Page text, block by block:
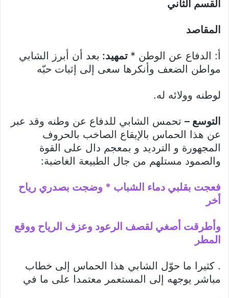
القسم الثاني
المقاصد
أ: الدفاع عن الوطن * تمهيد: بعد أن أبرز الشابي
مواطن الضعف وأنكرها سعى إلى إثبات حبّه
لوطنه وولائه له.
التوسع – تحمس الشابي للدفاع عن وطنه وقد عبر
عن هذا الحماس بالإيقاع الصاخب بالحروف
المجهورة و الترديد و بمعجم دال على القوة
والصمود مستلهم من جال الطبيعة الغاضبة:
فعجت بقلبي دماء الشباب * وضجت بصدري رياح
أخر
وأطرقت أصغي لقصف الرعود وعزف الرياح ووقع
المطر
. كثيرا ما حوّل الشابي هذا الحماس إلى خطاب
مباشر يوجهه إلى المستعمر معتمدا على ما في